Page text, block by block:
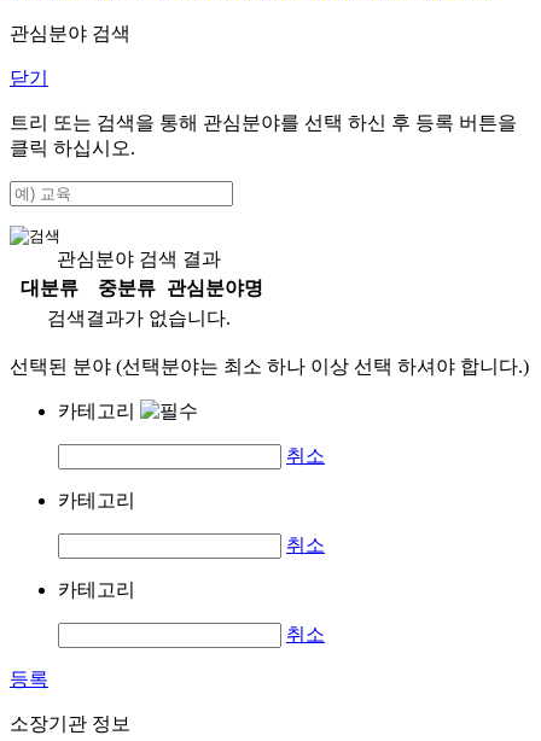
관심분야 검색
닫기
트리 또는 검색을 통해 관심분야를 선택 하신 후 등록 버튼을
클릭 하십시오.
관심분야 검색 결과
대분류
중분류
관심분야명
검색결과가 없습니다.
선택된 분야 (선택분야는 최소 하나 이상 선택 하셔야 합니다.)
카테고리
취소
카테고리
취소
카테고리
취소
등록
소장기관 정보